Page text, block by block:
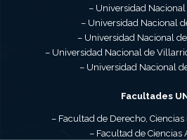
– Universidad
– Universidad Nacional
– Universidad Nacional
– Universidad Nacional de
– Universidad Nacional
Facultades
– Facultad de Derecho, Ciencias
– Facultad de Ciencias